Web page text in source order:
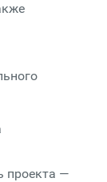
проекта —